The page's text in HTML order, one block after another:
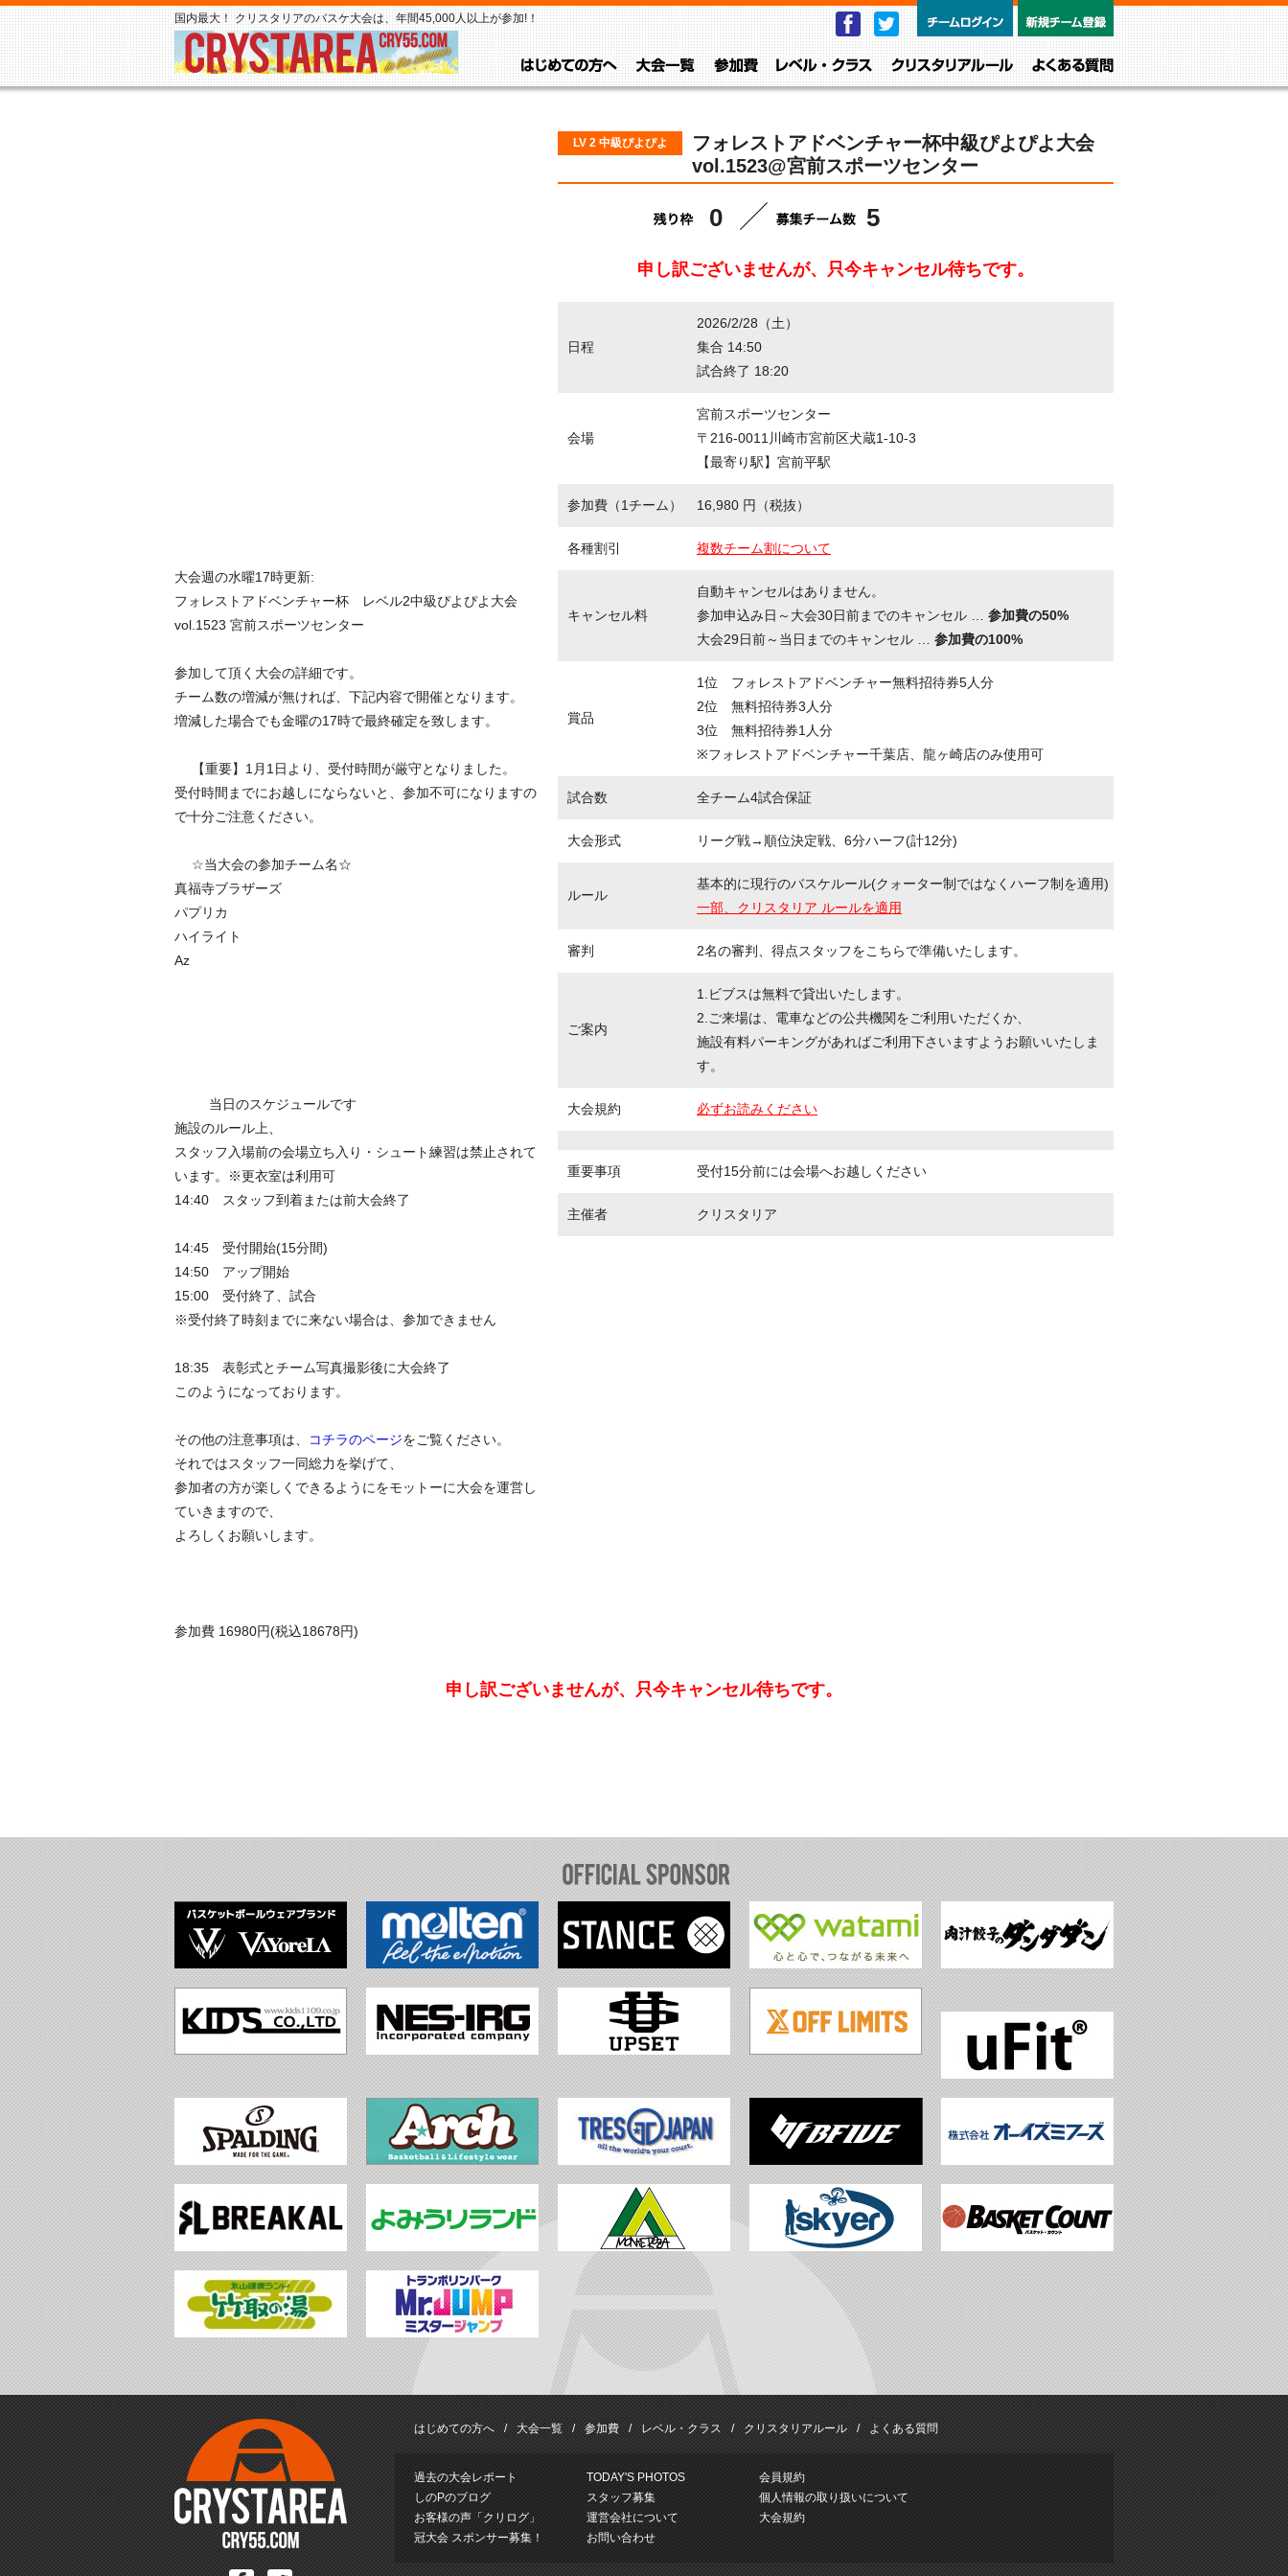
国内最大！ クリスタリアのバスケ大会は、年間45,000人以上が参加!！ FacebookTwitter
はじめての方へ
大会一覧参加費 レベル・クラス
大会週の水曜17時更新:
フォレストアドベンチャー杯 レベル2中級ぴよぴよ大会
vol.1523 宮前スポーツセンター
参加して頂く大会の詳細です。
チーム数の増減が無ければ、下記内容で開催となります。
増減した場合でも金曜の17時で最終確定を致します。
【重要】1月1日より、受付時間が厳守となりました。
受付時間までにお越しにならないと、参加不可になりますの
で十分ご注意ください。
☆当大会の参加チーム名☆
真福寺ブラザーズ
パプリカ
ハイライト
Az
当日のスケジュールです
施設のルール上、
スタッフ入場前の会場立ち入り・シュート練習は禁止されて
います。※更衣室は利用可
14:40 スタッフ到着または前大会終了
14:45 受付開始(15分間)
14:50 アップ開始
15:00 受付終了、試合
※受付終了時刻までに来ない場合は、参加できません
18:35 表彰式とチーム写真撮影後に大会終了
このようになっております。
その他の注意事項は、 コチラのページをご覧ください。
それではスタッフ一同総力を挙げて、
参加者の方が楽しくできるようにをモットーに大会を運営し
ていきますので、
よろしくお願いします。
参加費 16980円(税込18678円)
LV 2 中級ぴよぴよ
フォレストアドベンチャー杯中級ぴよぴよ大会
vol.1523@宮前スポーツセンター
0 5
申し訳ございませんが、只今キャンセル待ちです。
日程
2026/2/28（土）
集合 14:50
試合終了 18:20
会場
宮前スポーツセンター
〒216-0011川崎市宮前区犬蔵1-10-3
【最寄り駅】宮前平駅
参加費（1チーム） 16,980 円（税抜）
各種割引 複数チーム割について
キャンセル料
自動キャンセルはありません。
参加申込み日～大会30日前までのキャンセル … 参加費の50%
大会29日前～当日までのキャンセル … 参加費の100%
賞品
1位 フォレストアドベンチャー無料招待券5人分
2位 無料招待券3人分
3位 無料招待券1人分
※フォレストアドベンチャー千葉店、龍ヶ崎店のみ使用可
試合数 全チーム4試合保証
大会形式 リーグ戦→順位決定戦、6分ハーフ(計12分)
ルール
基本的に現行のバスケルール(クォーター制ではなくハーフ制を適用)
一部、クリスタリア ルールを適用
審判 2名の審判、得点スタッフをこちらで準備いたします。
ご案内
1.ビブスは無料で貸出いたします。
2.ご来場は、電車などの公共機関をご利用いただくか、
施設有料パーキングがあればご利用下さいますようお願いいたしま
す。
大会規約 必ずお読みください
重要事項 受付15分前には会場へお越しください
主催者 クリスタリア
申し訳ございませんが、只今キャンセル待ちです。
はじめての方へ 大会一覧 参加費 レベル・クラス クリスタリアルール よくある質問
過去の大会レポート
しのPのブログ
お客様の声「クリログ」
冠大会 スポンサー募集！
TODAY'S PHOTOS
スタッフ募集
運営会社について
お問い合わせ
会員規約
個人情報の取り扱いについて
大会規約